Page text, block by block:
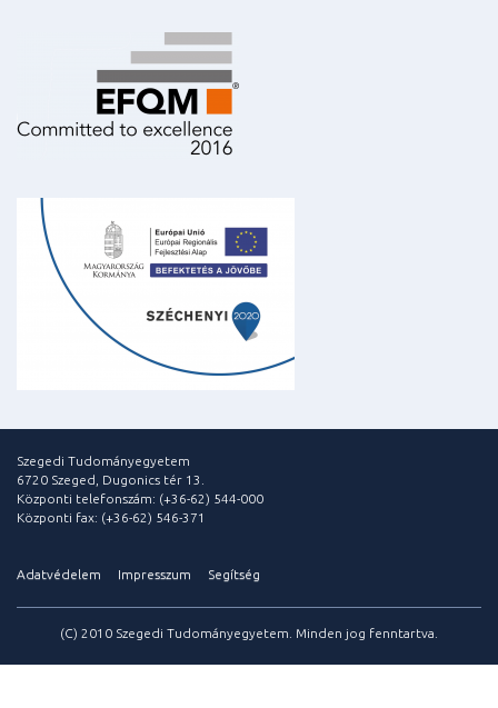
Szegedi Tudományegyetem
6720 Szeged, Dugonics tér 13.
Központi telefonszám: (+36-62) 544-000
Központi fax: (+36-62) 546-371
Adatvédelem Impresszum Segítség
(C) 2010 Szegedi Tudományegyetem. Minden jog fenntartva.